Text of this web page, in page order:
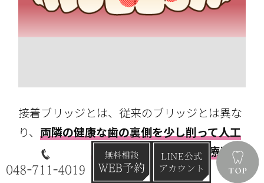
接着ブリッジとは、従来のブリッジとは異な
り、 両隣の健康な歯の裏側を少し削って人工
歯を接着させ、歯がない部分を補う治療法 の
ことです。